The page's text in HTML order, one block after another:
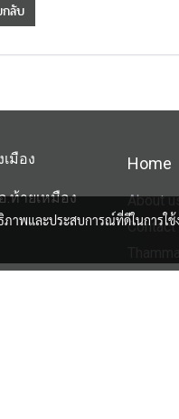
ลับ
มือง
.ท้ายเหมือง
Home
About
าพและประสบการณ์ที่ดีในการใ